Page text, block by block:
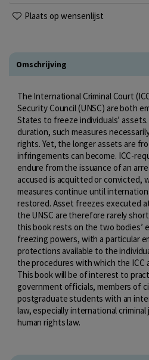
Plaats op wensenlijst
Omschrijving
The International Criminal Court
Security Council (UNSC) are both
States to freeze individuals’
duration, such measures
rights. Yet, the longer assets are
infringements can become. ICC-
endure from the issuance of an
accused is acquitted or convicted,
measures continue until
restored. Asset freezes executed
the UNSC are therefore rarely
this book rests on the two bodies’
freezing powers, with a particular
protections available to the
the procedures with which the ICC
This book will be of interest to
government officials, members of
postgraduate students with an
law, especially international
human rights law.